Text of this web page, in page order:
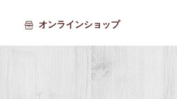
オンラインショップ